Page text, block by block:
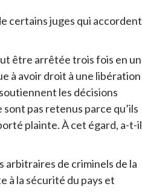
certains juges qui accordent
être arrêtée trois fois en un
à avoir droit à une libération
les décisions
pas retenus parce qu’ils
plainte. À cet égard, a-t-il
arbitraires de criminels de la
à la sécurité du pays et